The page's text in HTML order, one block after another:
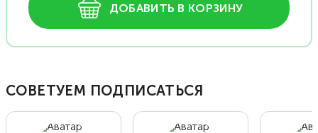
ДОБАВИТЬ В КОРЗИНУ
СОВЕТУЕМ ПОДПИСАТЬСЯ